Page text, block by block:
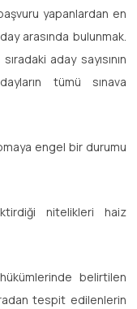
yapanlardan en
arasında bulunmak.
aday sayısının
tümü sınava
engel bir durumu
nitelikleri haiz
belirtilen
tespit edilenlerin